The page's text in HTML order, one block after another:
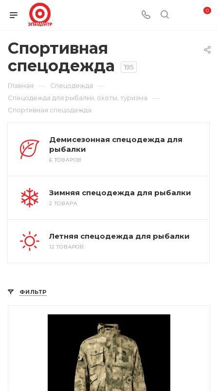
0
Спортивная
спецодежда
195
Главная — Спецодежда —
Спецодежда для рыбалки, охоты, туризма —
Спортивная спецодежда
Демисезонная спецодежда для
рыбалки
6 ТОВАРОВ
Зимняя спецодежда для рыбалки
2 ТОВАРА
Летняя спецодежда для рыбалки
12 ТОВАРОВ
ФИЛЬТР